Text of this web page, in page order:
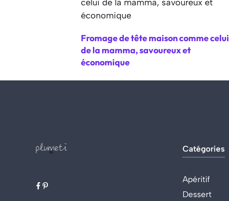
Fromage de tête maison comme celui
de la mamma, savoureux et
économique
Catégories
Apéritif
Dessert